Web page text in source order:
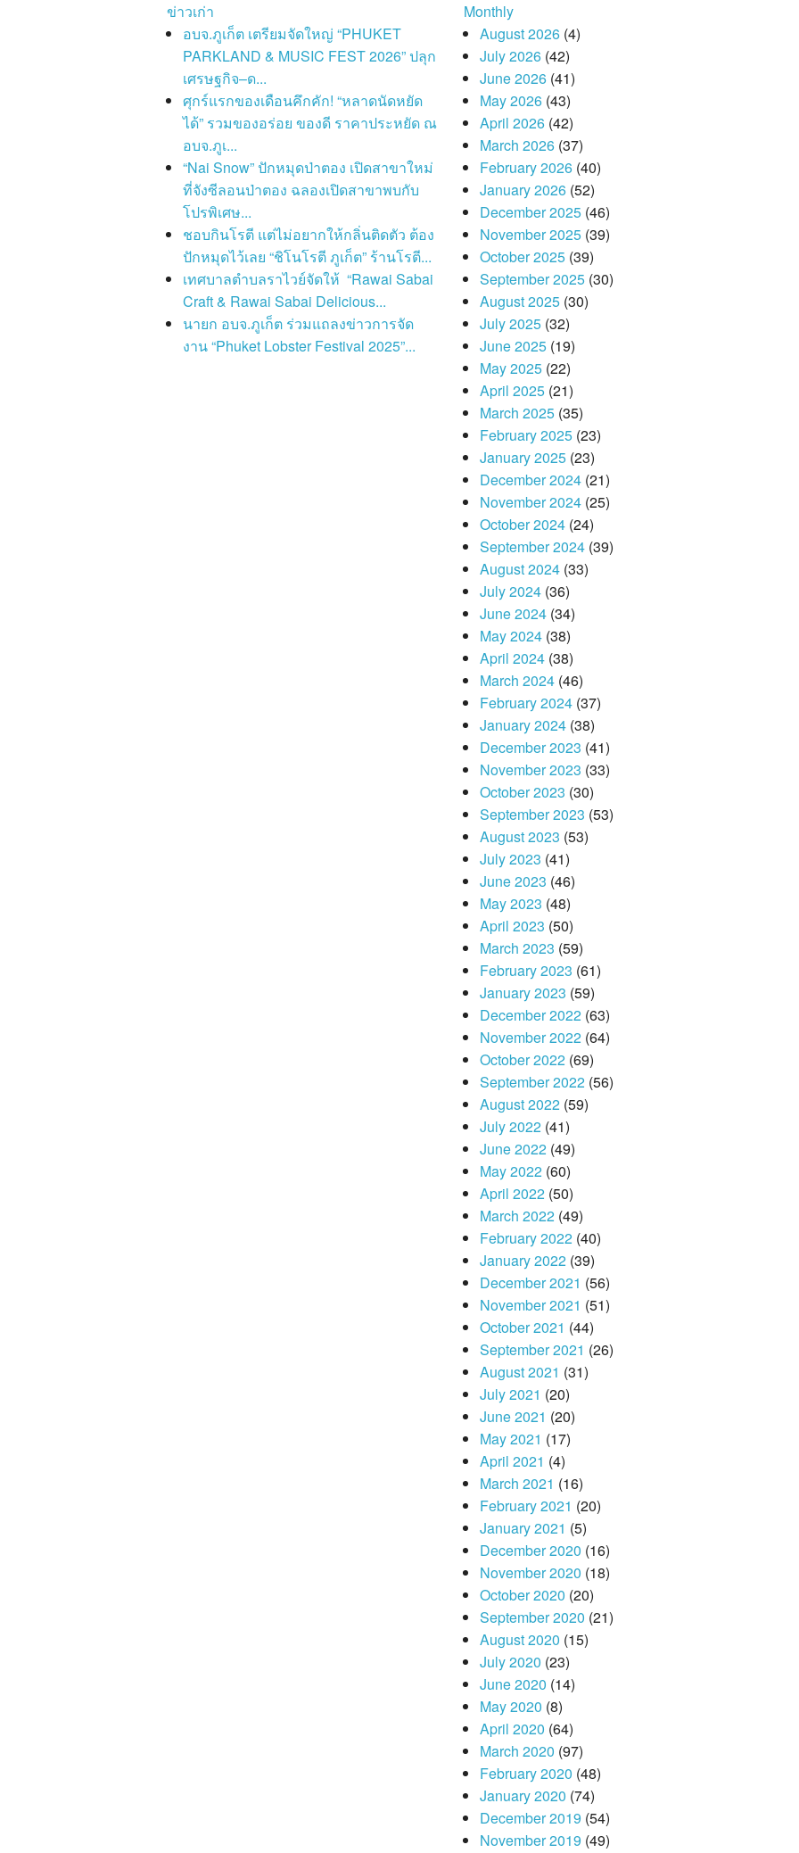
ข่าวเก่า
อบจ.ภูเก็ต เตรียมจัดใหญ่ “PHUKET
PARKLAND & MUSIC FEST 2026” ปลุก
เศรษฐกิจ–ด...
ศุกร์แรกของเดือนคึกคัก! “หลาดนัดหยัด
ได้” รวมของอร่อย ของดี ราคาประหยัด ณ
อบจ.ภูเ...
“Nai Snow” ปักหมุดป่าตอง เปิดสาขาใหม่
ที่จังซีลอนป่าตอง ฉลองเปิดสาขาพบกับ
โปรพิเศษ...
ชอบกินโรตี แต่ไม่อยากให้กลิ่นติดตัว ต้อง
ปักหมุดไว้เลย “ชิโนโรตี ภูเก็ต” ร้านโรตี...
เทศบาลตำบลราไวย์จัดให้ “Rawai Sabai
Craft & Rawai Sabai Delicious...
นายก อบจ.ภูเก็ต ร่วมแถลงข่าวการจัด
งาน “Phuket Lobster Festival 2025”...
Monthly
August 2026(4)
July 2026(42)
June 2026(41)
May 2026(43)
April 2026(42)
March 2026(37)
February 2026(40)
January 2026(52)
December 2025(46)
November 2025(39)
October 2025(39)
September 2025(30)
August 2025(30)
July 2025(32)
June 2025(19)
May 2025(22)
April 2025(21)
March 2025(35)
February 2025(23)
January 2025(23)
December 2024(21)
November 2024(25)
October 2024(24)
September 2024(39)
August 2024(33)
July 2024(36)
June 2024(34)
May 2024(38)
April 2024(38)
March 2024(46)
February 2024(37)
January 2024(38)
December 2023 (41)
November 2023 (33)
October 2023 (30)
September 2023 (53)
August 2023 (53)
July 2023 (41)
June 2023 (46)
May 2023 (48)
April 2023 (50)
March 2023 (59)
February 2023 (61)
January 2023 (59)
December 2022(63)
November 2022(64)
October 2022(69)
September 2022(56)
August 2022(59)
July 2022(41)
June 2022(49)
May 2022(60)
April 2022(50)
March 2022(49)
February 2022(40)
January 2022(39)
December 2021 (56)
November 2021 (51)
October 2021 (44)
September 2021 (26)
August 2021 (31)
July 2021 (20)
June 2021 (20)
May 2021 (17)
April 2021 (4)
March 2021 (16)
February 2021 (20)
January 2021 (5)
December 2020 (16)
November 2020 (18)
October 2020 (20)
September 2020 (21)
August 2020 (15)
July 2020 (23)
June 2020 (14)
May 2020 (8)
April 2020 (64)
March 2020 (97)
February 2020 (48)
January 2020 (74)
December 2019 (54)
November 2019 (49)